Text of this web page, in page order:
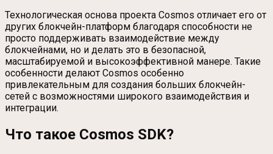
Технологическая основа проекта Cosmos отличает его от
других блокчейн-платформ благодаря способности не
просто поддерживать взаимодействие между
блокчейнами, но и делать это в безопасной,
масштабируемой и высокоэффективной манере. Такие
особенности делают Cosmos особенно
привлекательным для создания больших блокчейн-
сетей с возможностями широкого взаимодействия и
интеграции.
Что такое Cosmos SDK?